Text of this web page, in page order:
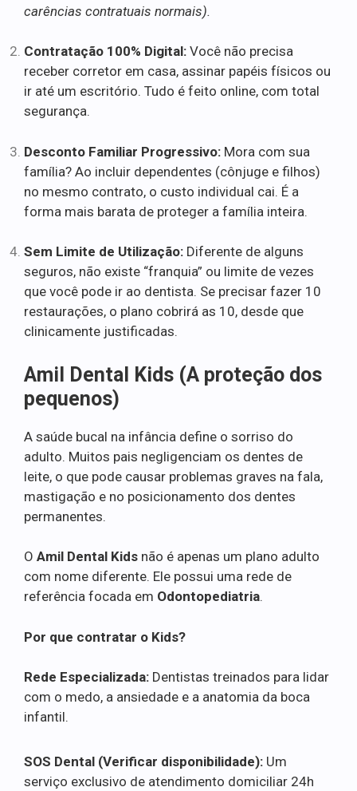
carências contratuais normais).
Contratação 100% Digital: Você não precisa
receber corretor em casa, assinar papéis físicos ou
ir até um escritório. Tudo é feito online, com total
segurança.
Desconto Familiar Progressivo: Mora com sua
família? Ao incluir dependentes (cônjuge e filhos)
no mesmo contrato, o custo individual cai. É a
forma mais barata de proteger a família inteira.
Sem Limite de Utilização: Diferente de alguns
seguros, não existe “franquia” ou limite de vezes
que você pode ir ao dentista. Se precisar fazer 10
restaurações, o plano cobrirá as 10, desde que
clinicamente justificadas.
Amil Dental Kids (A proteção dos
pequenos)
A saúde bucal na infância define o sorriso do
adulto. Muitos pais negligenciam os dentes de
leite, o que pode causar problemas graves na fala,
mastigação e no posicionamento dos dentes
permanentes.
O Amil Dental Kids não é apenas um plano adulto
com nome diferente. Ele possui uma rede de
referência focada em Odontopediatria.
Por que contratar o Kids?
Rede Especializada: Dentistas treinados para lidar
com o medo, a ansiedade e a anatomia da boca
infantil.
SOS Dental (Verificar disponibilidade): Um
serviço exclusivo de atendimento domiciliar 24h